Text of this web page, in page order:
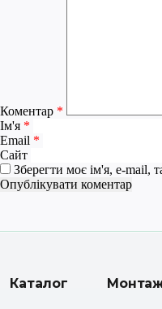
Коментар *
Ім'я *
Email *
Сайт
Зберегти моє ім'я, e-mail,
Каталог